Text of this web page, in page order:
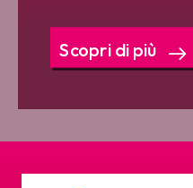
Scopri di più